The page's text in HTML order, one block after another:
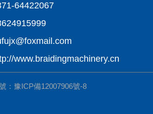
64422067
www.braidingmachinery.cn
： 豫ICP備12007906號-8